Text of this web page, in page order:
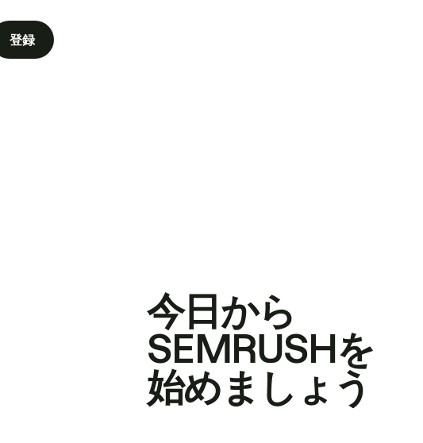
登録
今日から
SEMRUSHを
始めましょう